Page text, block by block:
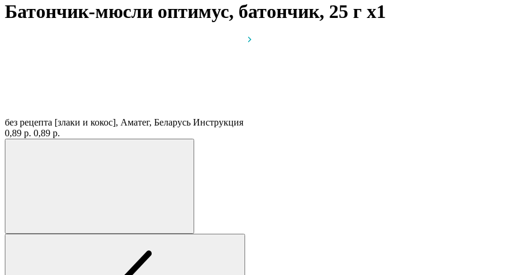
Батончик-мюсли оптимус, батончик, 25 г x1
без рецепта [злаки и кокос], Аматег, Беларусь Инструкция
0,89 р. 0,89 р.